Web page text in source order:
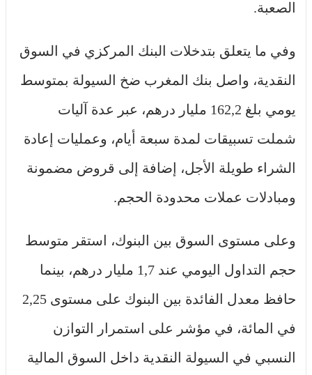
الصعبة.
وفي ما يتعلق بتدخلات البنك المركزي في السوق
النقدية، واصل بنك المغرب ضخ السيولة بمتوسط
يومي بلغ 162,2 مليار درهم، عبر عدة آليات
شملت تسبيقات لمدة سبعة أيام، وعمليات إعادة
الشراء طويلة الأجل، إضافة إلى قروض مضمونة
ومبادلات عملات محدودة الحجم.
وعلى مستوى السوق بين البنوك، استقر متوسط
حجم التداول اليومي عند 1,7 مليار درهم، بينما
حافظ معدل الفائدة بين البنوك على مستوى 2,25
في المائة، في مؤشر على استمرار التوازن
النسبي في السيولة النقدية داخل السوق المالية